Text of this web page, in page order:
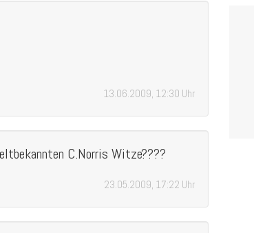
13.06.2009, 12:30 Uhr
C.Norris Witze????
23.05.2009, 17:22 Uhr